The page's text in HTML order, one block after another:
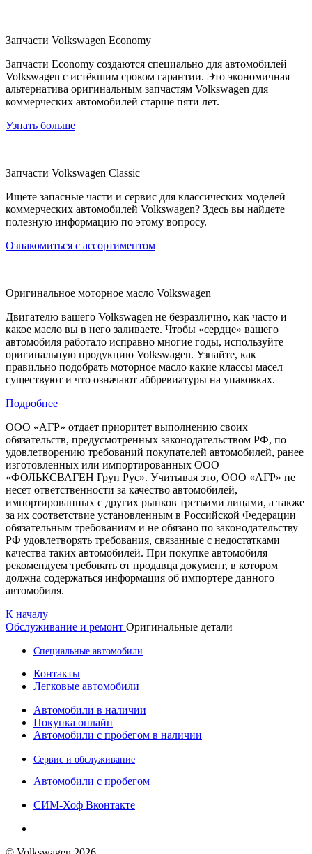
Запчасти Volkswagen Economy
Запчасти Economy создаются специально для автомобилей
Volkswagen c истёкшим сроком гарантии. Это экономичная
альтернатива оригинальным запчастям Volkswagen для
коммерческих автомобилей старше пяти лет.
Узнать больше
Запчасти Volkswagen Classic
Ищете запасные части и сервис для классических моделей
коммерческих автомобилей Volkswagen? Здесь вы найдете
полезную информацию по этому вопросу.
Ознакомиться с ассортиментом
Оригинальное моторное масло Volkswagen
Двигателю вашего Volkswagen не безразлично, как часто и
какое масло вы в него заливаете. Чтобы «сердце» вашего
автомобиля работало исправно многие годы, используйте
оригинальную продукцию Volkswagen. Узнайте, как
правильно подобрать моторное масло какие классы масел
существуют и что означают аббревиатуры на упаковках.
Подробнее
ООО «АГР» отдает приоритет выполнению своих
обязательств, предусмотренных законодательством РФ, по
удовлетворению требований покупателей автомобилей, ранее
изготовленных или импортированных ООО
«ФОЛЬКСВАГЕН Груп Рус». Учитывая это, ООО «АГР» не
несет ответственности за качество автомобилей,
импортированных с других рынков третьими лицами, а также
за их соответствие установленным в Российской Федерации
обязательным требованиям и не обязано по законодательству
РФ удовлетворять требования, связанные с недостатками
качества таких автомобилей. При покупке автомобиля
рекомендуем требовать от продавца документ, в котором
должна содержаться информация об импортере данного
автомобиля.
К началу
Обслуживание и ремонт Оригинальные детали
Специальные автомобили
Контакты
Легковые автомобили
Автомобили в наличии
Покупка онлайн
Автомобили с пробегом в наличии
Сервис и обслуживание
Автомобили с пробегом
СИМ-Хоф Вконтакте